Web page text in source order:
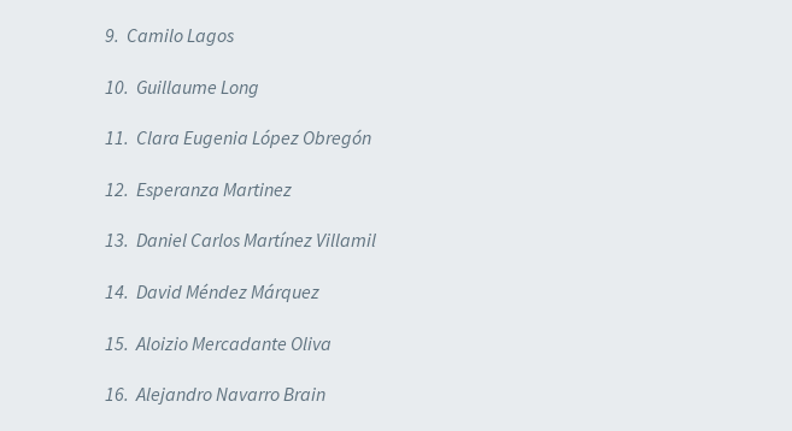
9. Camilo Lagos
10. Guillaume Long
11. Clara Eugenia López Obregón
12. Esperanza Martinez
13. Daniel Carlos Martínez Villamil
14. David Méndez Márquez
15. Aloizio Mercadante Oliva
16. Alejandro Navarro Brain